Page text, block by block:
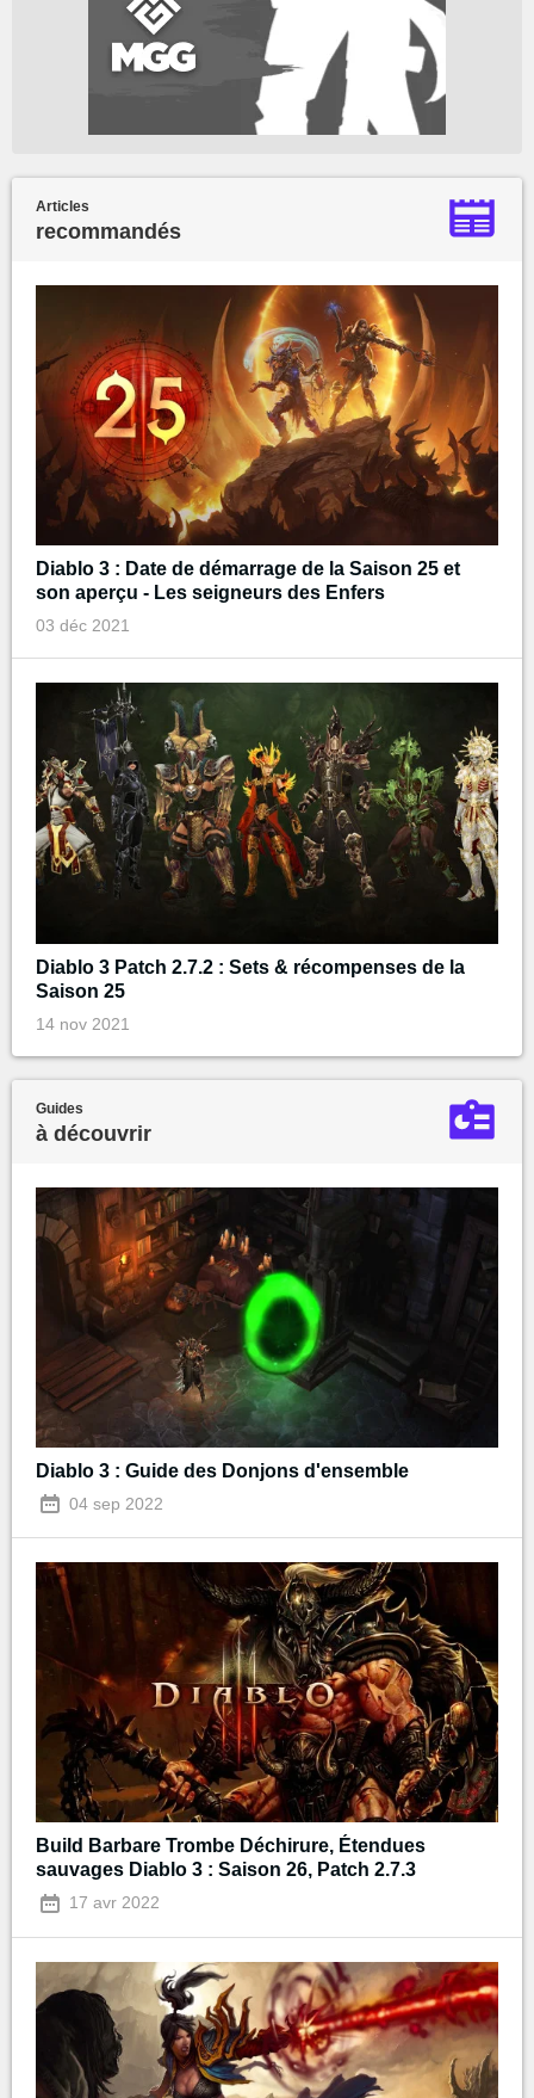
Articles
recommandés
Diablo 3 : Date de démarrage de la Saison 25 et
son aperçu - Les seigneurs des Enfers
03 déc 2021
Diablo 3 Patch 2.7.2 : Sets & récompenses de la
Saison 25
14 nov 2021
Guides
à découvrir
Diablo 3 : Guide des Donjons d'ensemble
04 sep 2022
Build Barbare Trombe Déchirure, Étendues
sauvages Diablo 3 : Saison 26, Patch 2.7.3
17 avr 2022